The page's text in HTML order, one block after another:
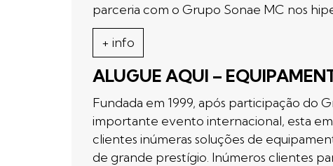
parceria com o Grupo Sonae MC nos
+ info
ALUGUE AQUI –
Fundada em 1999, após participação do
importante evento internacional, esta
clientes inúmeras soluções de
de grande prestígio. Inúmeros clientes